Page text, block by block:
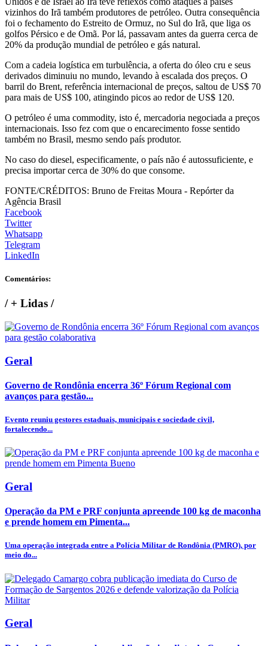
vizinhos do Irã também produtores de petróleo. Outra consequência
foi o fechamento do Estreito de Ormuz, no Sul do Irã, que liga os
golfos Pérsico e de Omã. Por lá, passavam antes da guerra cerca de
20% da produção mundial de petróleo e gás natural.
Com a cadeia logística em turbulência, a oferta do óleo cru e seus
derivados diminuiu no mundo, levando à escalada dos preços. O
barril do Brent, referência internacional de preços, saltou de US$ 70
para mais de US$ 100, atingindo picos ao redor de US$ 120.
O petróleo é uma commodity, isto é, mercadoria negociada a preços
internacionais. Isso fez com que o encarecimento fosse sentido
também no Brasil, mesmo sendo país produtor.
No caso do diesel, especificamente, o país não é autossuficiente, e
precisa importar cerca de 30% do que consome.
FONTE/CRÉDITOS: Bruno de Freitas Moura - Repórter da
Agência Brasil
Facebook
Twitter
Whatsapp
Telegram
LinkedIn
Comentários:
/+ Lidas /
Geral
Governo de Rondônia encerra 36º Fórum Regional com
avanços para gestão...
Evento reuniu gestores estaduais, municipais e sociedade civil,
fortalecendo...
Geral
Operação da PM e PRF conjunta apreende 100 kg de maconha
e prende homem em Pimenta...
Uma operação integrada entre a Polícia Militar de Rondônia (PMRO), por
meio do...
Geral